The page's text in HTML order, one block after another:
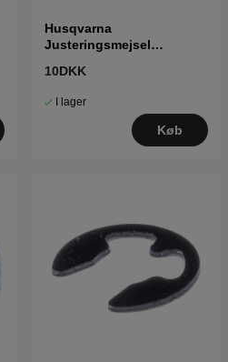
Husqvarna
Justeringsmejsel
10DKK
I lager
Køb